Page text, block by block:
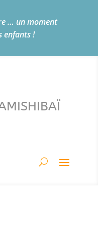
… un moment
enfants !